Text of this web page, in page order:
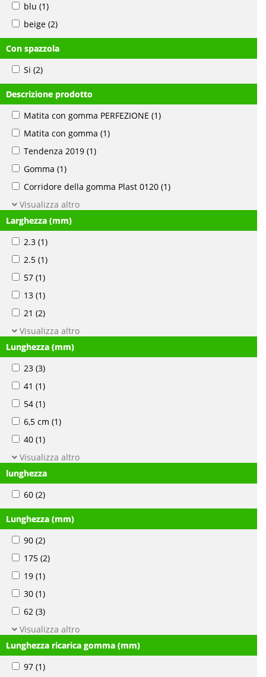
blu (1)
beige (2)
Con spazzola
Si (2)
Descrizione prodotto
Matita con gomma PERFEZIONE (1)
Matita con gomma (1)
Tendenza 2019 (1)
Gomma (1)
Corridore della gomma Plast 0120 (1)
Visualizza altro
Larghezza (mm)
2.3 (1)
2.5 (1)
57 (1)
13 (1)
21 (2)
Visualizza altro
Lunghezza (mm)
23 (3)
41 (1)
54 (1)
6,5 cm (1)
40 (1)
Visualizza altro
lunghezza
60 (2)
Lunghezza (mm)
90 (2)
175 (2)
19 (1)
30 (1)
62 (3)
Visualizza altro
Lunghezza ricarica gomma (mm)
97 (1)